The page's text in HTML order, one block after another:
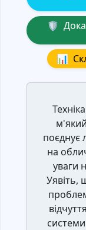
🛡️
📊
поєднує
на
уваги
Уявіть,